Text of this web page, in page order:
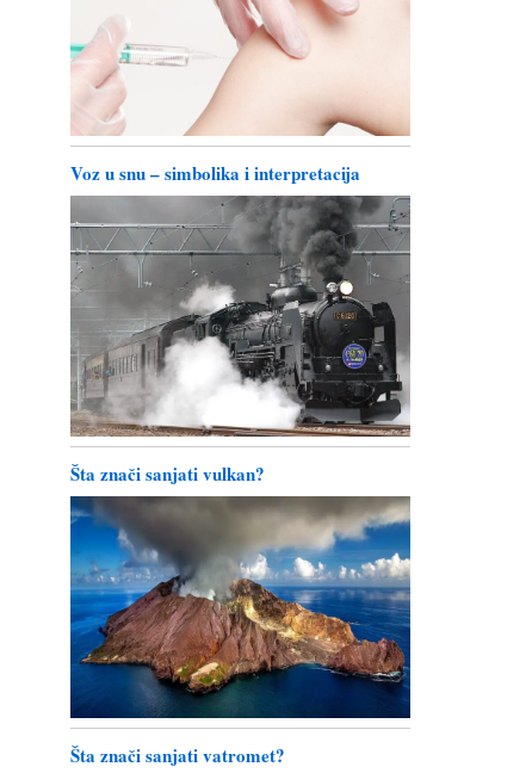
Voz u snu – simbolika i interpretacija
Šta znači sanjati vulkan?
Šta znači sanjati vatromet?